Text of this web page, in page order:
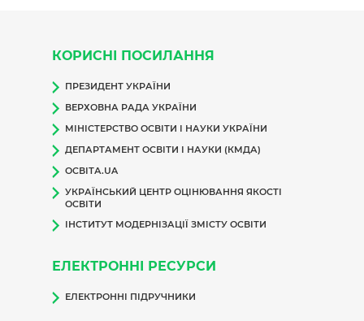
КОРИСНІ ПОСИЛАННЯ
ПРЕЗИДЕНТ УКРАЇНИ
ВЕРХОВНА РАДА УКРАЇНИ
МІНІСТЕРСТВО ОСВІТИ І НАУКИ УКРАЇНИ
ДЕПАРТАМЕНТ ОСВІТИ І НАУКИ (КМДА)
ОСВІТА.UA
УКРАЇНСЬКИЙ ЦЕНТР ОЦІНЮВАННЯ ЯКОСТІ
ОСВІТИ
ІНСТИТУТ МОДЕРНІЗАЦІЇ ЗМІСТУ ОСВІТИ
ЕЛЕКТРОННІ РЕСУРСИ
ЕЛЕКТРОННІ ПІДРУЧНИКИ